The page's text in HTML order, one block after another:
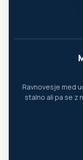
Ravnovesje med
stalno ali pa se z